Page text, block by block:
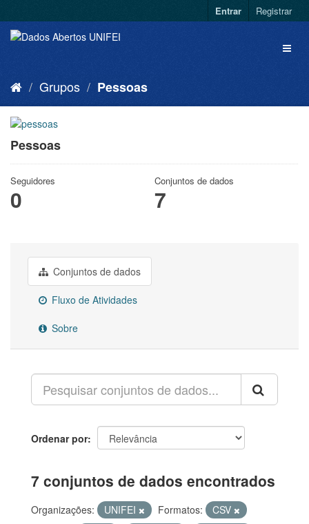
Entrar Registrar
Grupos Pessoas
Pessoas
Seguidores
0
Conjuntos de dados
7
Conjuntos de dados
Fluxo de Atividades
Sobre
Ordenar por
7 conjuntos de dados encontrados
Organizações: UNIFEI Formatos:
CSV